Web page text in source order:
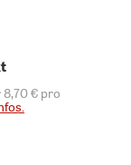
8,70 € pro